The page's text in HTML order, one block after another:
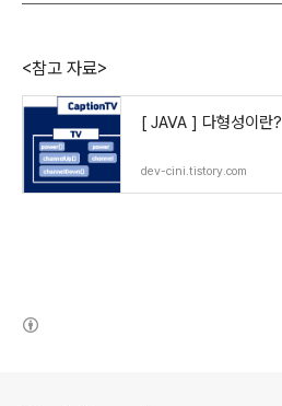
<참고 자료>
[ JAVA ] 다형성이란?
dev-cini.tistory.com